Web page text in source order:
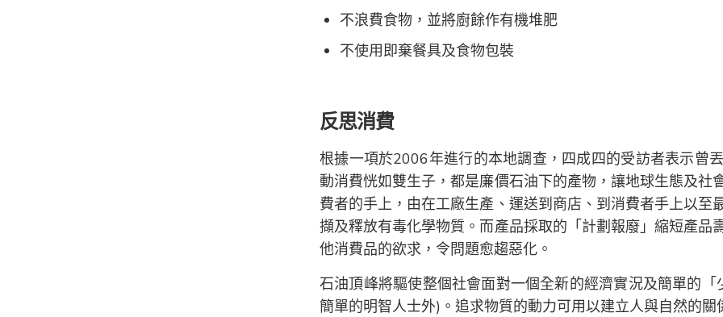
不浪費食物，並將廚餘作有機堆肥
不使用即棄餐具及食物包裝
反思消費
根據一項於2006年進行的本地調查，四成四的受訪者表示曾
動消費恍如雙生子，都是廉價石油下的產物，讓地球生態及社
費者的手上，由在工廠生產、運送到商店、到消費者手上以至
擷及釋放有毒化學物質。而產品採取的「計劃報廢」縮短產品
他消費品的欲求，令問題愈趨惡化。
石油頂峰將驅使整個社會面對一個全新的經濟實況及簡單的
簡單的明智人士外)。追求物質的動力可用以建立人與自然的